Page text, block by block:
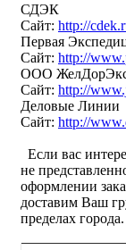
СДЭК
Сайт: http://
Первая
Сайт: http://
ООО
Сайт: http://
Деловые Линии
Сайт: http://
Если вас
не
оформлении
доставим Ваш
пределах города.